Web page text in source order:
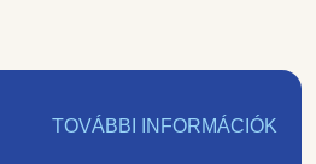
TOVÁBBI INFORMÁCIÓK